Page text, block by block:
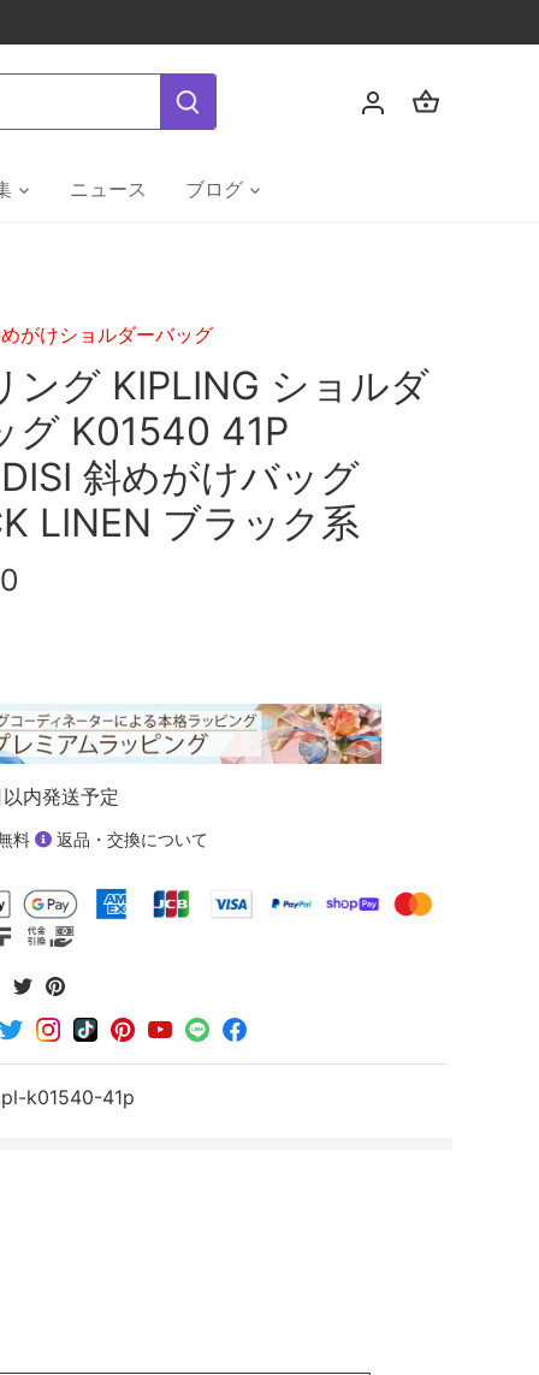
ニュース ブログ
がけショルダーバッグ
ング KIPLING ショルダ
グ K01540 41P
斜めがけバッグ
LINEN ブラック系
内発送予定
料 返品・交換について
Twitter
シ
ェ
ア
Pinterest
シ
ェ
ア
す
k01540-41p